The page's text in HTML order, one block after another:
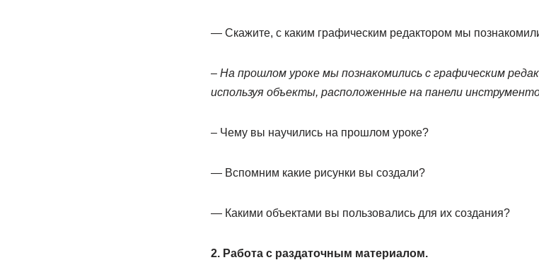
— Скажите, с каким графическим редактором мы
– На прошлом уроке мы познакомились с графическим
используя объекты, расположенные на панели
– Чему вы научились на прошлом уроке?
— Вспомним какие рисунки вы создали?
— Какими объектами вы пользовались для их создания?
2. Работа с раздаточным материалом.